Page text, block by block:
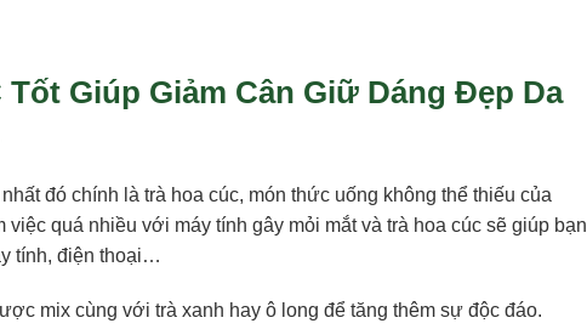
Tốt Giúp Giảm Cân Giữ Dáng Đẹp Da
đó chính là trà hoa cúc, món thức uống không thể thiếu của
quá nhiều với máy tính gây mỏi mắt và trà hoa cúc sẽ giúp bạn
tính, điện thoại…
mix cùng với trà xanh hay ô long để tăng thêm sự độc đáo.